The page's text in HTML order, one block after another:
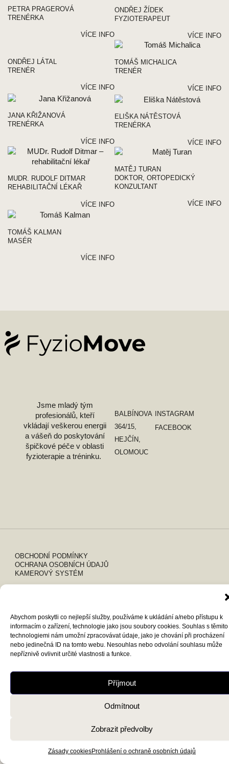
Abychom poskytli co nejlepší služby, používáme k ukládání a/nebo přístupu k
informacím o zařízení, technologie jako jsou soubory cookies. Souhlas s těmito
technologiemi nám umožní zpracovávat údaje, jako je chování při procházení
nebo jedinečná ID na tomto webu. Nesouhlas nebo odvolání souhlasu může
nepříznivě ovlivnit určité vlastnosti a funkce.
Příjmout
Odmítnout
Zobrazit předvolby
Zásady cookiesProhlášení o ochraně osobních údajů
ONDŘEJ ŽÍDEK
FYZIOTERAPEUT
VÍCE INFO
ONDŘEJ LÁTAL
TRENÉR
VÍCE INFO
PETRA PRAGEROVÁ
TRENÉRKA
VÍCE INFO
TOMÁŠ MICHALICA
TRENÉR
VÍCE INFO
JANA KŘIŽANOVÁ
TRENÉRKA
VÍCE INFO
ELIŠKA NÁTĚSTOVÁ
TRENÉRKA
VÍCE INFO
MATĚJ TURAN
DOKTOR, ORTOPEDICKÝ
KONZULTANT
VÍCE INFO
MUDR. RUDOLF DITMAR
REHABILITAČNÍ LÉKAŘ
VÍCE INFO
TOMÁŠ KALMAN
MASÉR
VÍCE INFO
Jsme mladý tým
profesionálů, kteří
vkládají veškerou energii
a vášeň do poskytování
špičkové péče v oblasti
fyzioterapie a tréninku. ​
INSTAGRAM
FACEBOOK
BALBÍNOVA
364/15,
HEJČÍN,
OLOMOUC
OBCHODNÍ PODMÍNKY
OCHRANA OSOBNÍCH ÚDAJŮ
KAMEROVÝ SYSTÉM